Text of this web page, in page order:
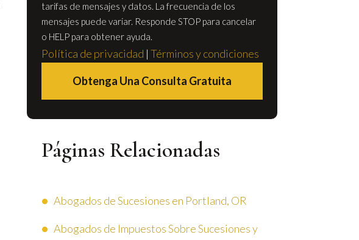
tarifas de mensajes y datos. La frecuencia de los
mensajes puede variar. Responde STOP para cancelar
o HELP para obtener ayuda.
Política de privacidad | Términos y condiciones
Obtenga Una Consulta Gratuita
Páginas Relacionadas
Abogados de Sucesiones en Portland, OR
Abogados de Impuestos Sobre Sucesiones y